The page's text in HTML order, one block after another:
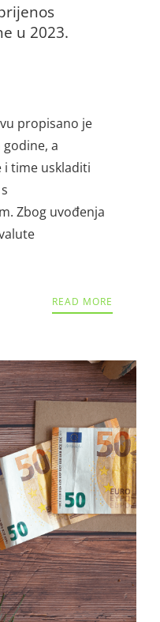
u 2023.
propisano je
a
i time uskladiti
Zbog uvođenja
READ MORE